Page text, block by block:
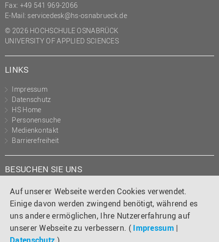
Auf unserer Webseite werden Cookies verwendet.
Einige davon werden zwingend benötigt, während es
uns andere ermöglichen, Ihre Nutzererfahrung auf
unserer Webseite zu verbessern. ( Impressum |
Fax: +49 541 969-2066
E-Mail: servicedesk@hs-osnabrueck.de
© 2026 HOCHSCHULE OSNABRÜCK
UNIVERSITY OF APPLIED SCIENCES
LINKS
Impressum
Datenschutz
HS Home
Personensuche
Medienkontakt
Barrierefreiheit
BESUCHEN SIE UNS
Instagram
TiktokLinkedIn
YouTube
Facebook